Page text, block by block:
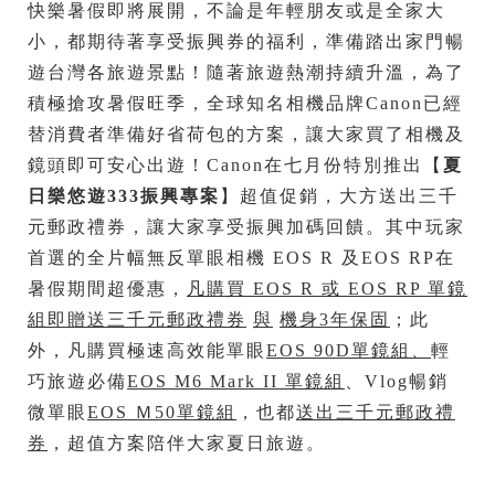
快樂暑假即將展開，不論是年輕朋友或是全家大
小，都期待著享受振興券的福利，準備踏出家門暢
遊台灣各旅遊景點！隨著旅遊熱潮持續升溫，為了
積極搶攻暑假旺季，全球知名相機品牌Canon已經
替消費者準備好省荷包的方案，讓大家買了相機及
鏡頭即可安心出遊！Canon在七月份特別推出【 夏
日樂悠遊333振興專案 】超值促銷，大方送出三千
元郵政禮券，讓大家享受振興加碼回饋。其中玩家
首選的全片幅無反單眼相機 EOS R 及EOS RP在
暑假期間超優惠，
凡購買 EOS R 或 EOS RP 單鏡
組即贈送三千元郵政禮券 與 機身3年保固
；此
外，凡購買極速高效能單眼EOS 90D單鏡組、 輕
巧旅遊必備EOS M6 Mark II 單鏡組
、Vlog暢銷
微單眼EOS Ｍ 50單鏡組 ，也都送出三千元郵政禮
券 ，超值方案陪伴大家夏日旅遊。